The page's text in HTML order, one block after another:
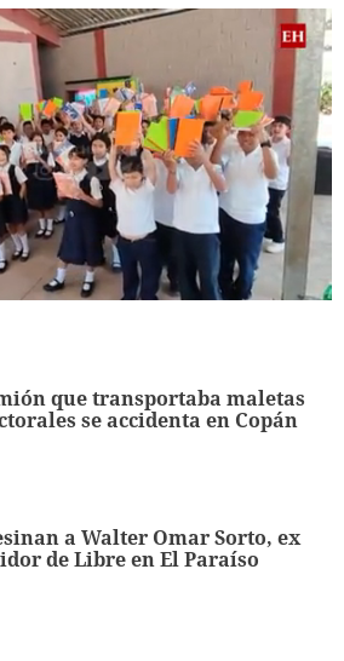
que transportaba maletas
se accidenta en Copán
a Walter Omar Sorto, ex
de Libre en El Paraíso